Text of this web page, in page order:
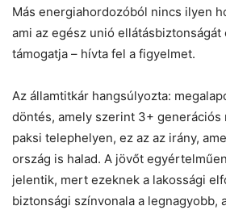
Más energiahordozóból nincs ilyen
ami az egész unió
támogatja – hívta fel a figyelmet.
Az államtitkár hangsúlyozta:
döntés, amely szerint 3+ generációs
paksi telephelyen, ez az az irány,
ország is halad. A jövőt
jelentik, mert ezeknek a lakossági
biztonsági színvonala a legnagyobb,